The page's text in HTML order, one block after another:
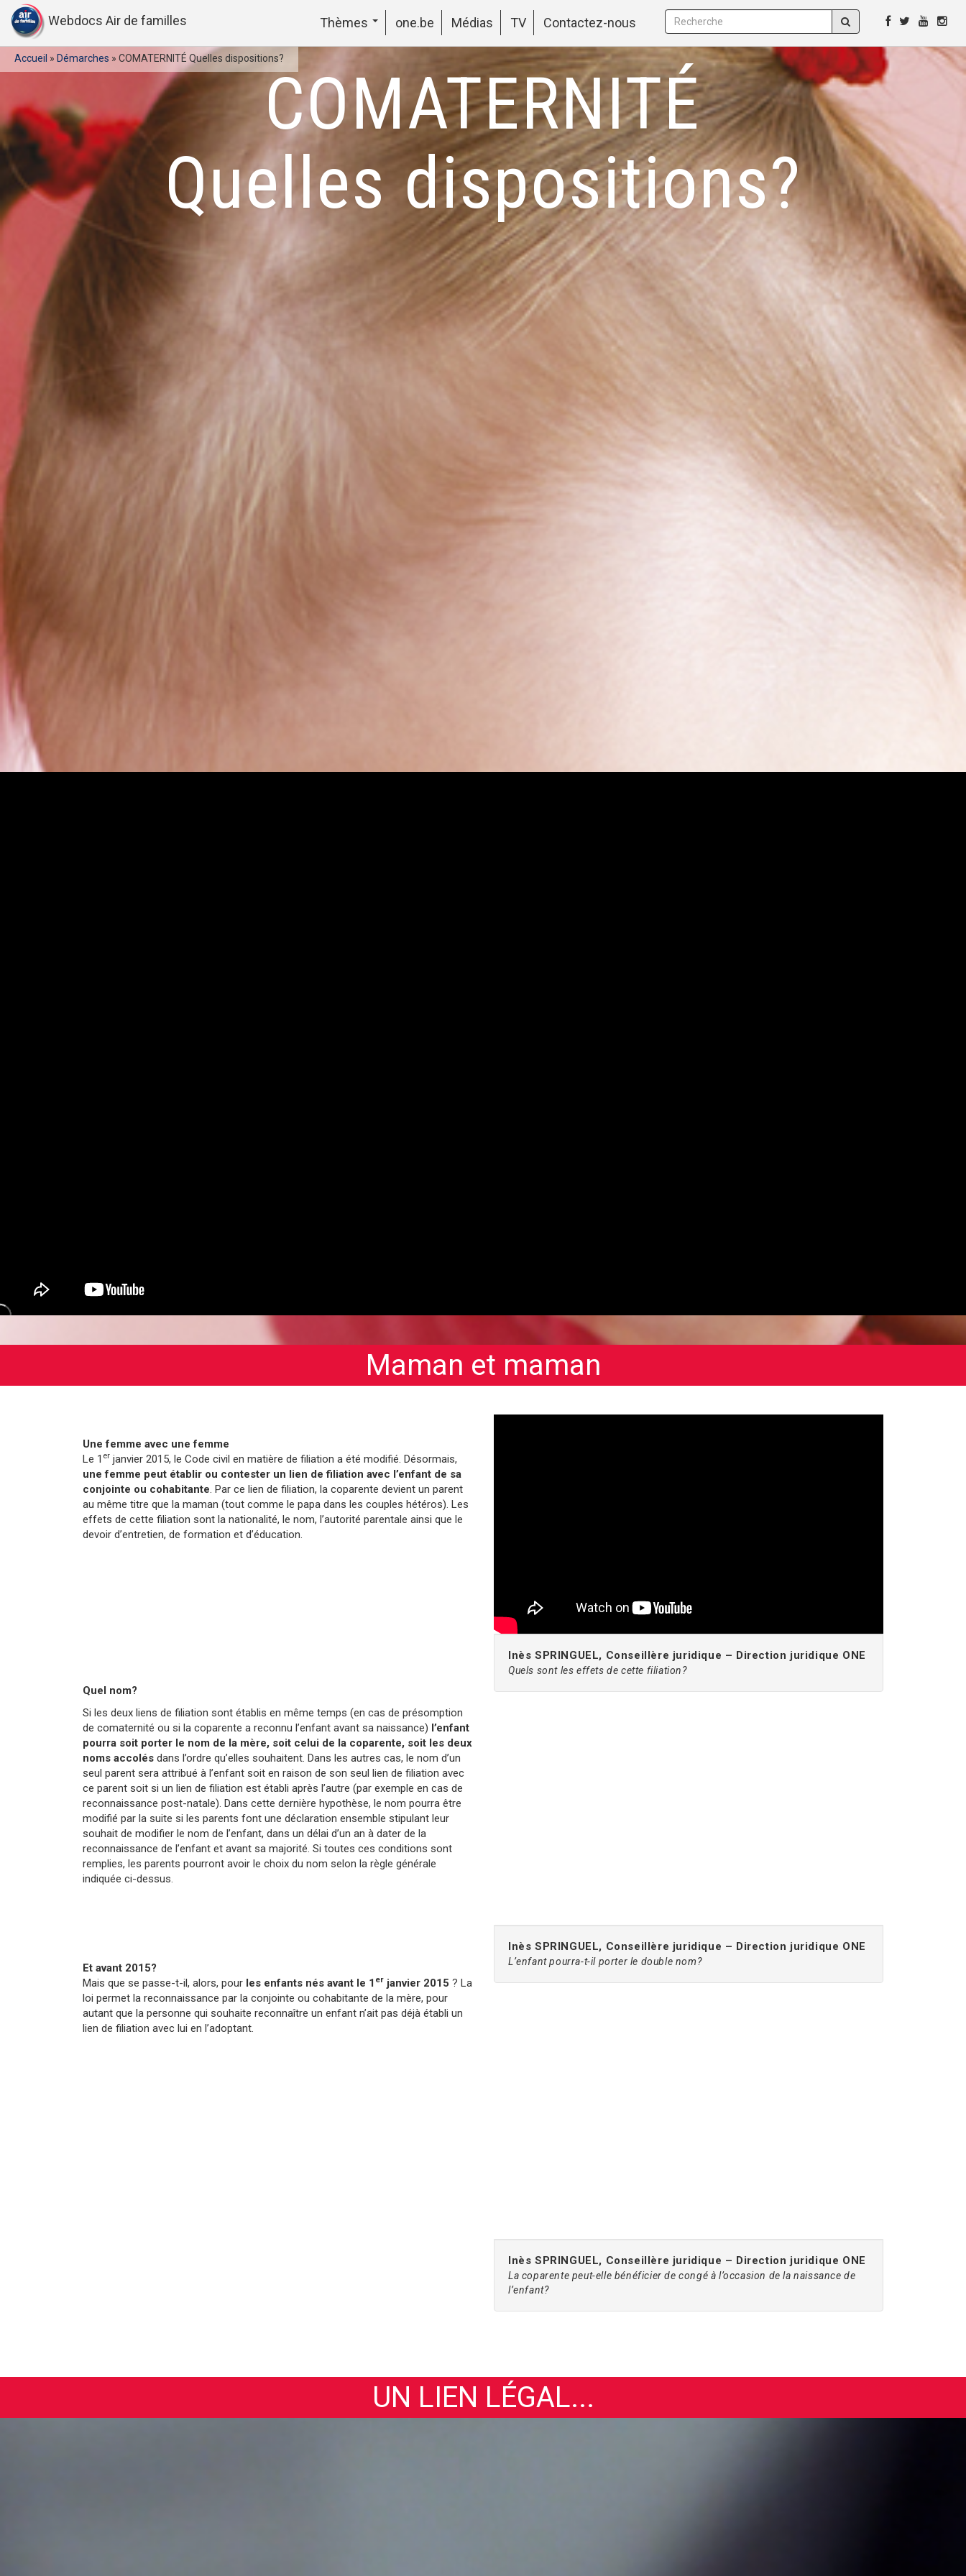
Webdocs Air de familles Thèmes one.be Médias TV Contactez-nous
Accueil » Démarches » COMATERNITÉ Quelles dispositions?
COMATERNITÉ
Quelles dispositions?
Maman et maman
Une femme avec une femme
Le 1 er janvier 2015, le Code civil en matière de filiation a été modifié. Désormais,
une femme peut établir ou contester un lien de filiation avec l’enfant de sa
conjointe ou cohabitante. Par ce lien de filiation, la coparente devient un parent
au même titre que la maman (tout comme le papa dans les couples hétéros). Les
effets de cette filiation sont la nationalité, le nom, l’autorité parentale ainsi que le
devoir d’entretien, de formation et d’éducation.
Quel nom?
Si les deux liens de filiation sont établis en même temps (en cas de présomption
de comaternité ou si la coparente a reconnu l’enfant avant sa naissance) l’enfant
pourra soit porter le nom de la mère, soit celui de la coparente, soit les deux
noms accolés dans l’ordre qu’elles souhaitent. Dans les autres cas, le nom d’un
seul parent sera attribué à l’enfant soit en raison de son seul lien de filiation avec
ce parent soit si un lien de filiation est établi après l’autre (par exemple en cas de
reconnaissance post-natale). Dans cette dernière hypothèse, le nom pourra être
modifié par la suite si les parents font une déclaration ensemble stipulant leur
souhait de modifier le nom de l’enfant, dans un délai d’un an à dater de la
reconnaissance de l’enfant et avant sa majorité. Si toutes ces conditions sont
remplies, les parents pourront avoir le choix du nom selon la règle générale
indiquée ci-dessus.
Et avant 2015?
Mais que se passe-t-il, alors, pour les enfants nés avant le 1 er janvier 2015 ? La
loi permet la reconnaissance par la conjointe ou cohabitante de la mère, pour
autant que la personne qui souhaite reconnaître un enfant n’ait pas déjà établi un
lien de filiation avec lui en l’adoptant.
Inès SPRINGUEL, Conseillère juridique – Direction juridique ONE
Quels sont les effets de cette filiation?
Inès SPRINGUEL, Conseillère juridique – Direction juridique ONE
L’enfant pourra-t-il porter le double nom?
Inès SPRINGUEL, Conseillère juridique – Direction juridique ONE
La coparente peut-elle bénéficier de congé à l’occasion de la naissance de
l’enfant?
UN LIEN LÉGAL...